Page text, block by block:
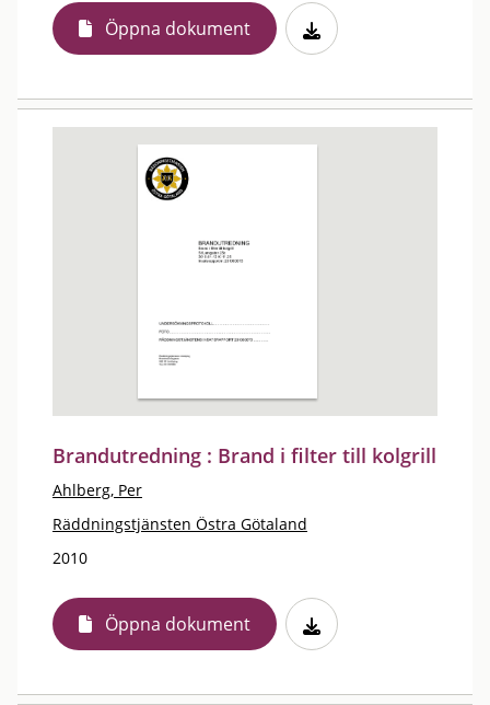
Öppna dokument
Brandutredning : Brand i filter till kolgrill
Ahlberg, Per
Räddningstjänsten Östra Götaland
2010
Öppna dokument